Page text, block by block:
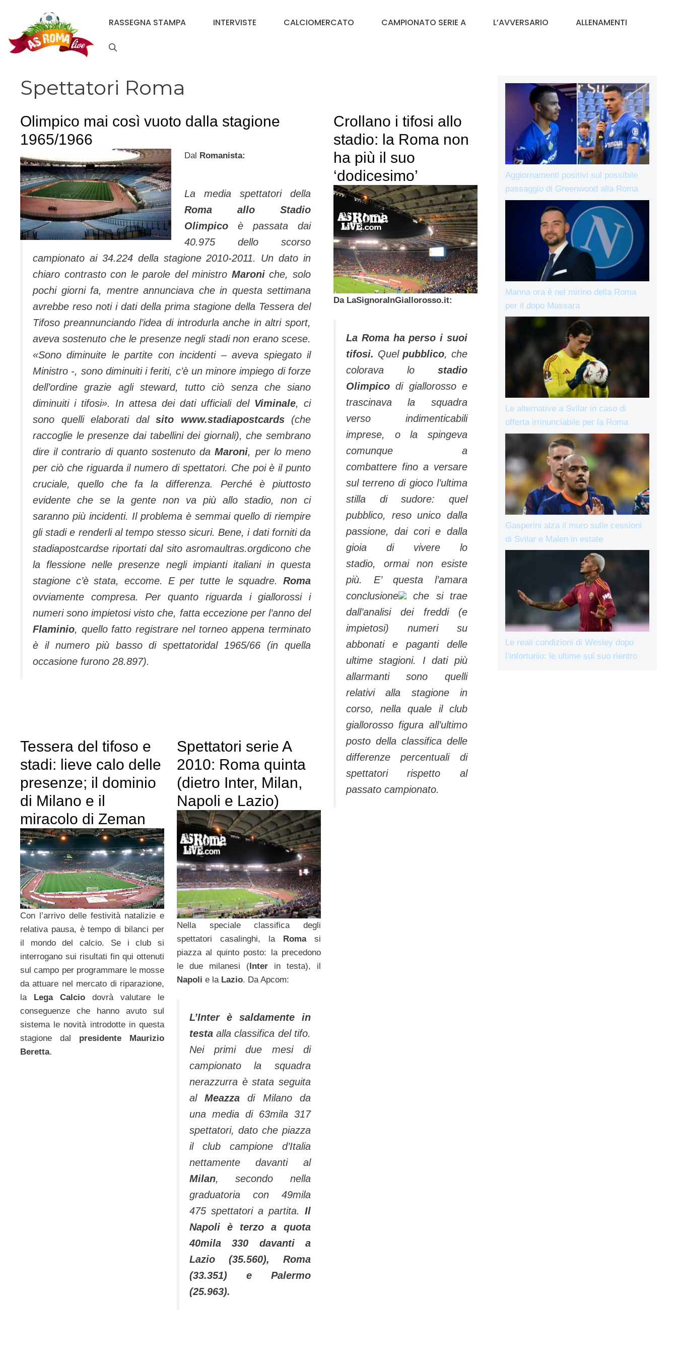
contenuto
RASSEGNA STAMPA INTERVISTE CALCIOMERCATO CAMPIONATO SERIE A L’AVVERSARIO ALLENAMENTI
Spettatori Roma
Olimpico mai così vuoto dalla stagione
1965/1966
Dal Romanista:
La media spettatori della
Roma allo Stadio
Olimpicoè passata dai
40.975 dello scorso
campionato ai 34.224 della stagione 2010-2011. Un dato in
chiaro contrasto con le parole del ministro Maroniche, solo
pochi giorni fa, mentre annunciava che in questa settimana
avrebbe reso noti i dati della prima stagione della Tessera del
Tifoso preannunciando l’idea di introdurla anche in altri sport,
aveva sostenuto che le presenze negli stadi non erano scese.
«Sono diminuite le partite con incidenti– aveva spiegato il
Ministro -, sono diminuiti i feriti, c’è un minore impiego di forze
dell’ordine grazie agli steward, tutto ciò senza che siano
diminuiti i tifosi». In attesa dei dati ufficiali del Viminale, ci
sono quelli elaborati dal sito www.stadiapostcards(che
raccoglie le presenze dai tabellini dei giornali), che sembrano
dire il contrario di quanto sostenuto daMaroni, per lo meno
per ciò che riguarda il numero di spettatori. Che poi è il punto
cruciale, quello che fa la differenza. Perché è piuttosto
evidente che se la gente non va più allo stadio, non ci
saranno più incidenti. Il problema è semmai quello di riempire
gli stadi e renderli al tempo stesso sicuri. Bene, i dati forniti da
stadiapostcardse riportati dal sito asromaultras.orgdicono che
la flessione nelle presenze negli impianti italiani in questa
stagione c’è stata, eccome. E per tutte le squadre. Roma
ovviamente compresa. Per quanto riguarda i giallorossi i
numeri sono impietosi visto che, fatta eccezione per l’anno del
Flaminio, quello fatto registrare nel torneo appena terminato
è il numero più basso di spettatoridal 1965/66 (in quella
occasione furono 28.897).
Crollano i tifosi allo
stadio: la Roma non
ha più il suo
‘dodicesimo’
Da LaSignoraInGiallorosso.it:
La Roma ha perso i suoi
tifosi. Quelpubblico, che
colorava lo stadio
Olimpicodi giallorosso e
trascinava la squadra
verso indimenticabili
imprese, o la spingeva
comunque a
combattere fino a versare
sul terreno di gioco l’ultima
stilla di sudore: quel
pubblico, reso unico dalla
passione, dai cori e dalla
gioia di vivere lo
stadio, ormai non esiste
più. E’ questa l’amara
conclusione
che si trae
dall’analisi dei freddi (e
impietosi) numeri su
abbonati e paganti delle
ultime stagioni. I dati più
allarmanti sono quelli
relativi alla stagione in
corso, nella quale il club
giallorosso figura all’ultimo
posto della classifica delle
differenze percentuali di
spettatori rispetto al
passato campionato.
Tessera del tifoso e
stadi: lieve calo delle
presenze; il dominio
di Milano e il
miracolo di Zeman
Con l’arrivo delle festività natalizie e
relativa pausa, è tempo di bilanci per
il mondo del calcio. Se i club si
interrogano sui risultati fin qui ottenuti
sul campo per programmare le mosse
da attuare nel mercato di riparazione,
la Lega Calcio dovrà valutare le
conseguenze che hanno avuto sul
sistema le novità introdotte in questa
stagione dal presidente
Maurizio
Beretta.
Spettatori serie A
2010: Roma quinta
(dietro Inter, Milan,
Napoli e Lazio)
Nella speciale classifica degli
spettatori casalinghi, la Romasi
piazza al quinto posto: la precedono
le due milanesi (Inter in testa), il
Napoli e la Lazio. Da Apcom:
L’Inter è saldamente in
testaalla classifica del tifo.
Nei primi due mesi di
campionato la squadra
nerazzurra è stata seguita
alMeazzadi Milano da
una media di 63mila 317
spettatori, dato che piazza
il club campione d’Italia
nettamente davanti al
Milan, secondo nella
graduatoria con 49mila
475 spettatori a partita. Il
Napoli è terzo a quota
40mila 330 davanti a
Lazio (35.560), Roma
(33.351) e Palermo
(25.963).
Aggiornamenti positivi sul possibile
passaggio di Greenwood alla Roma
Manna ora è nel mirino della Roma
per il dopo Massara
Le alternative a Svilar in caso di
offerta irrinunciabile per la Roma
Gasperini alza il muro sulle cessioni
di Svilar e Malen in estate
Le reali condizioni di Wesley dopo
l’infortunio: le ultime sul suo rientro